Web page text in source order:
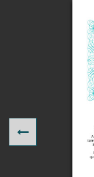
Previous